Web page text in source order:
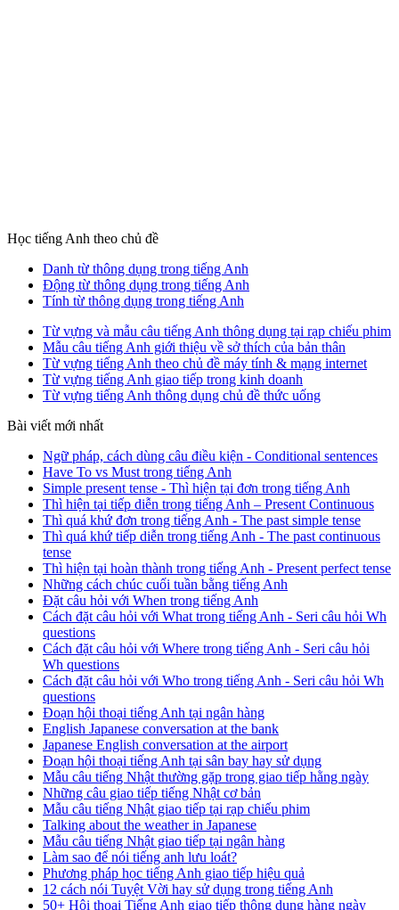
Học tiếng Anh theo chủ đề
Danh từ thông dụng trong tiếng Anh
Động từ thông dụng trong tiếng Anh
Tính từ thông dụng trong tiếng Anh
Từ vựng và mẫu câu tiếng Anh thông dụng tại rạp chiếu phim
Mẫu câu tiếng Anh giới thiệu về sở thích của bản thân
Từ vựng tiếng Anh theo chủ đề máy tính & mạng internet
Từ vựng tiếng Anh giao tiếp trong kinh doanh
Từ vựng tiếng Anh thông dụng chủ đề thức uống
Bài viết mới nhất
Ngữ pháp, cách dùng câu điều kiện - Conditional sentences
Have To vs Must trong tiếng Anh
Simple present tense - Thì hiện tại đơn trong tiếng Anh
Thì hiện tại tiếp diễn trong tiếng Anh – Present Continuous
Thì quá khứ đơn trong tiếng Anh - The past simple tense
Thì quá khứ tiếp diễn trong tiếng Anh - The past continuous
tense
Thì hiện tại hoàn thành trong tiếng Anh - Present perfect tense
Những cách chúc cuối tuần bằng tiếng Anh
Đặt câu hỏi với When trong tiếng Anh
Cách đặt câu hỏi với What trong tiếng Anh - Seri câu hỏi Wh
questions
Cách đặt câu hỏi với Where trong tiếng Anh - Seri câu hỏi
Wh questions
Cách đặt câu hỏi với Who trong tiếng Anh - Seri câu hỏi Wh
questions
Đoạn hội thoại tiếng Anh tại ngân hàng
English Japanese conversation at the bank
Japanese English conversation at the airport
Đoạn hội thoại tiếng Anh tại sân bay hay sử dụng
Mẫu câu tiếng Nhật thường gặp trong giao tiếp hằng ngày
Những câu giao tiếp tiếng Nhật cơ bản
Mẫu câu tiếng Nhật giao tiếp tại rạp chiếu phim
Talking about the weather in Japanese
Mẫu câu tiếng Nhật giao tiếp tại ngân hàng
Làm sao để nói tiếng anh lưu loát?
Phương pháp học tiếng Anh giao tiếp hiệu quả
12 cách nói Tuyệt Vời hay sử dụng trong tiếng Anh
50+ Hội thoại Tiếng Anh giao tiếp thông dụng hàng ngày